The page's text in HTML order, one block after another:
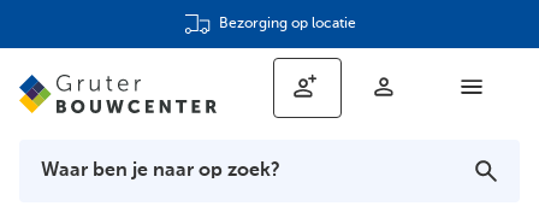
Bezorging op locatie